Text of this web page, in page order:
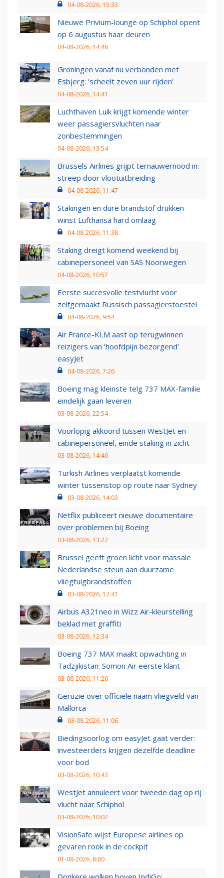
04-08-2026, 15:33
Nieuwe Privium-lounge op Schiphol opent
op 6 augustus haar deuren
04-08-2026, 14:46
Groningen vanaf nu verbonden met
Esbjerg: 'scheelt zeven uur rijden'
04-08-2026, 14:41
Luchthaven Luik krijgt komende winter
weer passagiersvluchten naar
zonbestemmingen
04-08-2026, 13:54
Brussels Airlines grijpt ternauwernood in:
streep door vlootuitbreiding
04-08-2026, 11:47
Stakingen en dure brandstof drukken
winst Lufthansa hard omlaag
04-08-2026, 11:38
Staking dreigt komend weekend bij
cabinepersoneel van SAS Noorwegen
04-08-2026, 10:57
Eerste succesvolle testvlucht voor
zelfgemaakt Russisch passagierstoestel
04-08-2026, 9:54
Air France-KLM aast op terugwinnen
reizigers van ‘hoofdpijn bezorgend’
easyJet
04-08-2026, 7:26
Boeing mag kleinste telg 737 MAX-familie
eindelijk gaan leveren
03-08-2026, 22:54
Voorlopig akkoord tussen WestJet en
cabinepersoneel, einde staking in zicht
03-08-2026, 14:40
Turkish Airlines verplaatst komende
winter tussenstop op route naar Sydney
03-08-2026, 14:03
Netflix publiceert nieuwe documentaire
over problemen bij Boeing
03-08-2026, 13:22
Brussel geeft groen licht voor massale
Nederlandse steun aan duurzame
vliegtuigbrandstoffen
03-08-2026, 12:41
Airbus A321neo in Wizz Air-kleurstelling
beklad met graffiti
03-08-2026, 12:34
Boeing 737 MAX maakt opwachting in
Tadzjikistan: Somon Air eerste klant
03-08-2026, 11:26
Geruzie over officiële naam vliegveld van
Mallorca
03-08-2026, 11:06
Biedingsoorlog om easyJet gaat verder:
investeerders krijgen dezelfde deadline
voor bod
03-08-2026, 10:43
WestJet annuleert voor tweede dag op rij
vlucht naar Schiphol
03-08-2026, 10:02
VisionSafe wijst Europese airlines op
gevaren rook in de cockpit
01-08-2026, 8:00